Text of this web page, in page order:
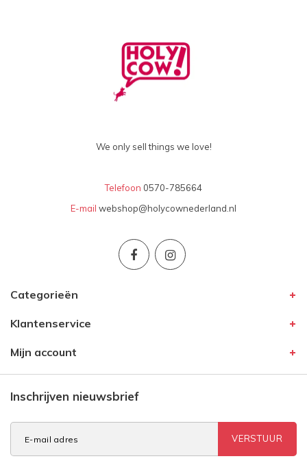
We only sell things we love!
Telefoon 0570-785664
E-mail webshop@holycownederland.nl
Categorieën
Klantenservice
Mijn account
Inschrijven nieuwsbrief
VERSTUUR